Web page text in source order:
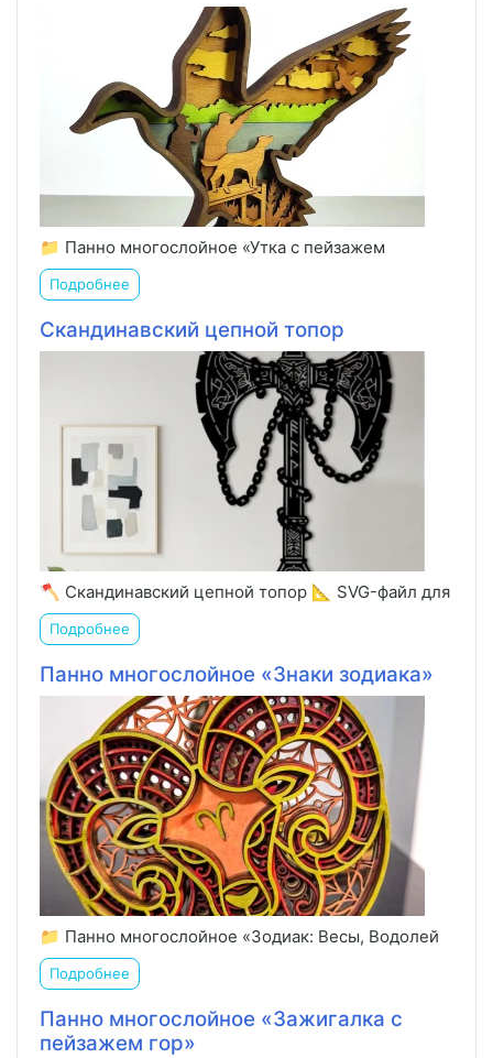
📁 Панно многослойное «Утка с пейзажем
Подробнее
Скандинавский цепной топор
🪓 Скандинавский цепной топор 📐 SVG-файл для
Подробнее
Панно многослойное «Знаки зодиака»
📁 Панно многослойное «Зодиак: Весы, Водолей
Подробнее
Панно многослойное «Зажигалка с
пейзажем гор»